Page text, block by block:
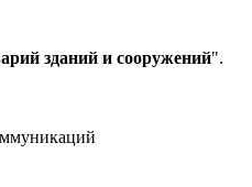
зданий и сооружений".